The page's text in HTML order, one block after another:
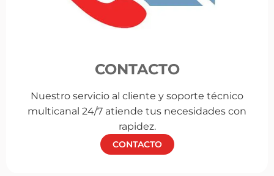
CONTACTO
Nuestro servicio al cliente y soporte técnico
multicanal 24/7 atiende tus necesidades con
rapidez.
CONTACTO